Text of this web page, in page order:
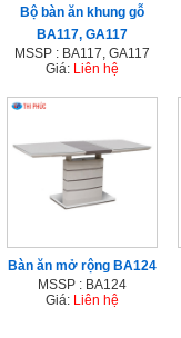
Bộ bàn ăn khung gỗ
BA117, GA117
MSSP : BA117, GA117
Giá: Liên hệ
Bàn ăn mở rộng BA124
MSSP : BA124
Giá: Liên hệ